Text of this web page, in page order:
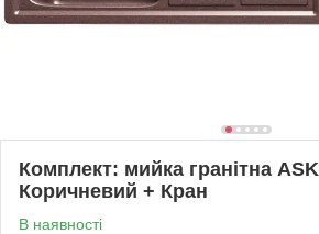
Комплект: мийка гранітна
Коричневий + Кран
В наявності